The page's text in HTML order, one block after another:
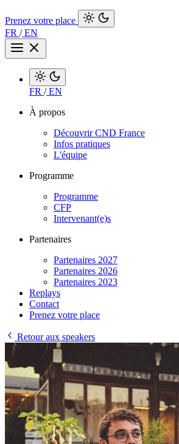
Prenez votre place
FR /EN
FR /EN
À propos
Découvrir CND France
Infos pratiques
L'équipe
Programme
Programme
CFP
Intervenant(e)s
Partenaires
Partenaires 2027
Partenaires 2026
Partenaires 2023
Replays
Contact
Prenez votre place
Retour aux speakers